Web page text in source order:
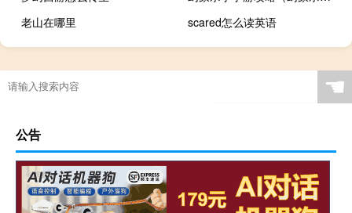
老山在哪里
scared怎么读英语
☚
公告